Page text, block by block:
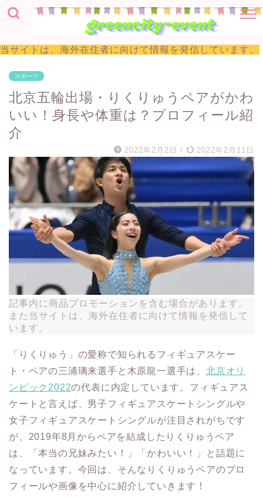
当サイトは、海外在住者に向けて情報を発信しています。
スポーツ
北京五輪出場・りくりゅうペアがかわ
いい！身長や体重は？プロフィール紹
介
2022年2月2日 / 2022年2月11日
記事内に商品プロモーションを含む場合があります。
また当サイトは、海外在住者に向けて情報を発信して
います。
「りくりゅう」の愛称で知られるフィギュアスケー
ト・ペアの三浦璃来選手と木原龍一選手は、北京オリ
ンピック2022の代表に内定しています。フィギュアス
ケートと言えば、男子フィギュアスケートシングルや
女子フィギュアスケートシングルが注目されがちです
が、2019年8月からペアを結成したりくりゅうペア
は、「本当の兄妹みたい！」「かわいい！」と話題に
なっています。今回は、そんなりくりゅうペアのプロ
フィールや画像を中心に紹介していきます！